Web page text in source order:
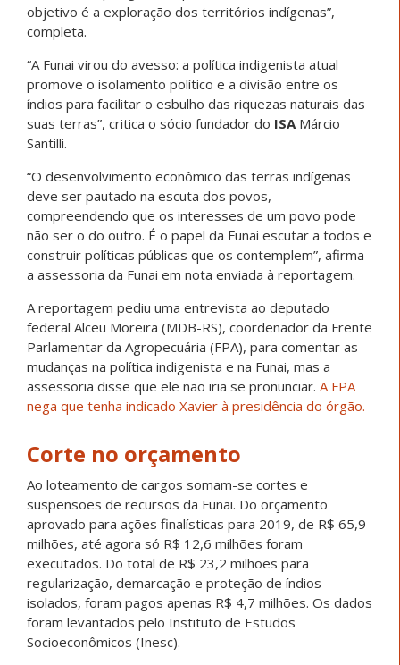
objetivo é a exploração dos territórios indígenas”,
completa.
“A Funai virou do avesso: a política indigenista atual
promove o isolamento político e a divisão entre os
índios para facilitar o esbulho das riquezas naturais das
suas terras”, critica o sócio fundador do ISAMárcio
Santilli.
“O desenvolvimento econômico das terras indígenas
deve ser pautado na escuta dos povos,
compreendendo que os interesses de um povo pode
não ser o do outro. É o papel da Funai escutar a todos e
construir políticas públicas que os contemplem”, afirma
a assessoria da Funai em nota enviada à reportagem.
A reportagem pediu uma entrevista ao deputado
federal Alceu Moreira (MDB-RS), coordenador da Frente
Parlamentar da Agropecuária (FPA), para comentar as
mudanças na política indigenista e na Funai, mas a
assessoria disse que ele não iria se pronunciar. A FPA
nega que tenha indicado Xavier à presidência do órgão.
Corte no orçamento
Ao loteamento de cargos somam-se cortes e
suspensões de recursos da Funai. Do orçamento
aprovado para ações finalísticas para 2019, de R$ 65,9
milhões, até agora só R$ 12,6 milhões foram
executados. Do total de R$ 23,2 milhões para
regularização, demarcação e proteção de índios
isolados, foram pagos apenas R$ 4,7 milhões. Os dados
foram levantados pelo Instituto de Estudos
Socioeconômicos (Inesc).